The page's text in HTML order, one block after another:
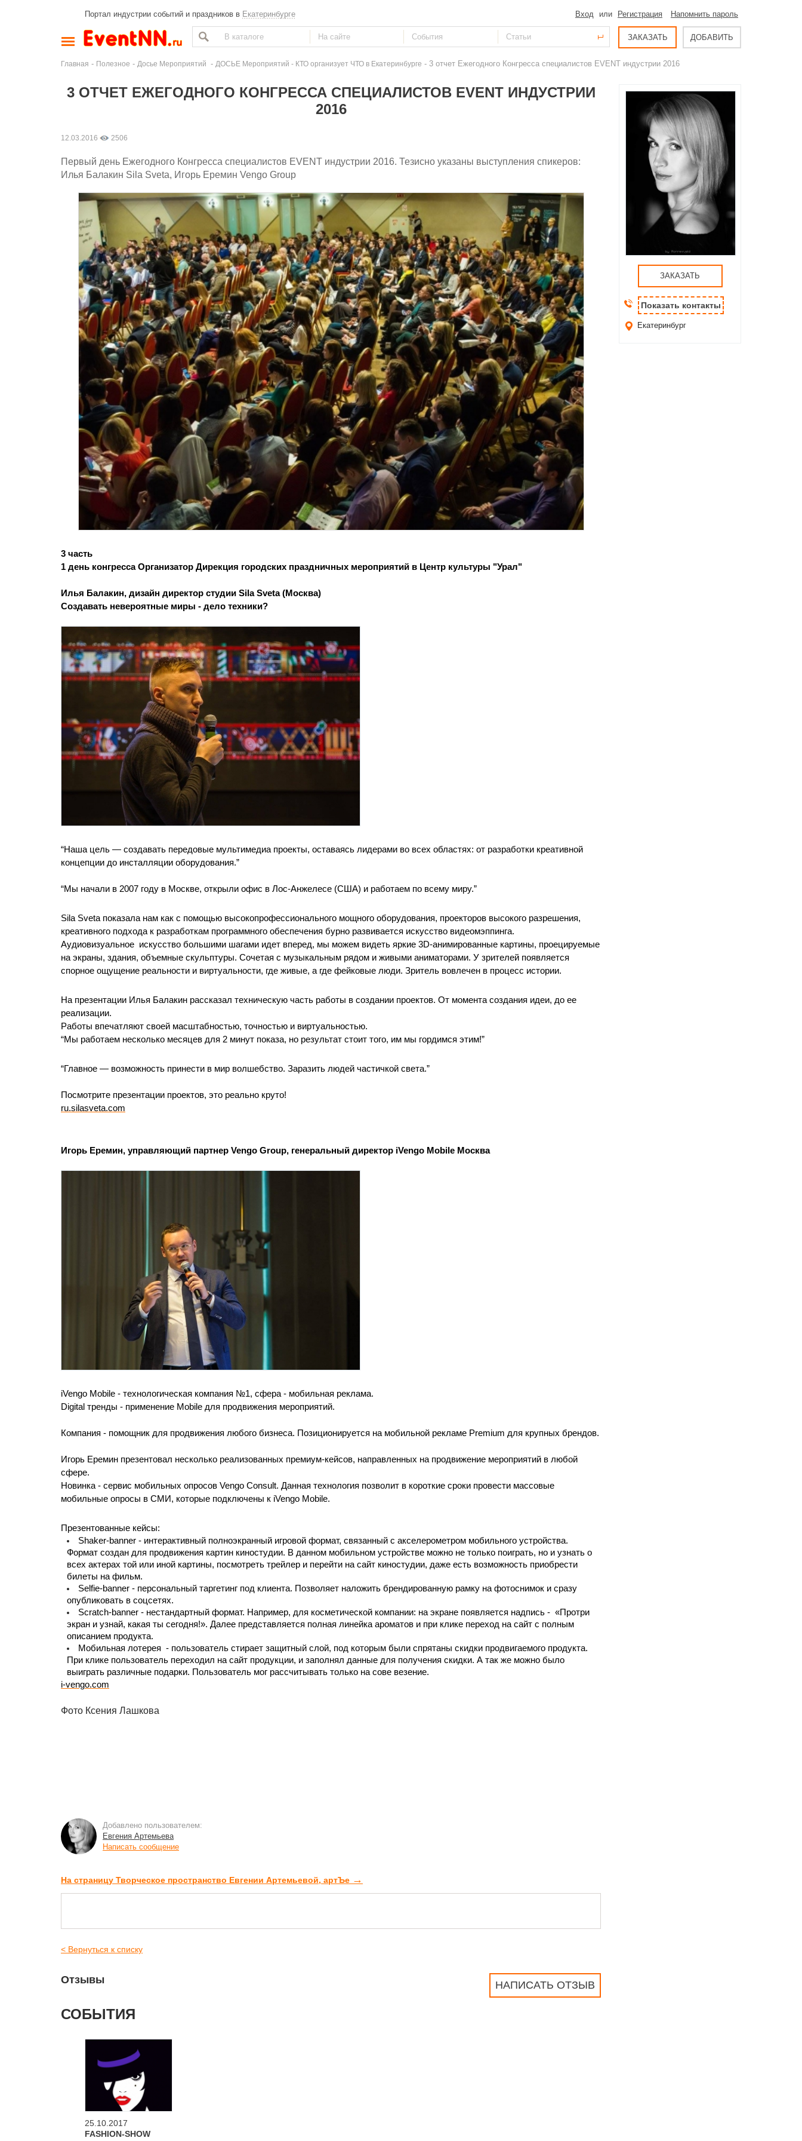
Портал индустрии событий и праздников в Екатеринбурге Вход или Регистрация Напомнить пароль
ЗАКАЗАТЬ ДОБАВИТЬ
Главная - Полезное - Досье Мероприятий - ДОСЬЕ Мероприятий - КТО организует ЧТО в Екатеринбурге - 3 отчет Ежегодного Конгресса специалистов EVENT индустрии 2016
3 ОТЧЕТ ЕЖЕГОДНОГО КОНГРЕССА СПЕЦИАЛИСТОВ EVENT ИНДУСТРИИ
2016
12.03.2016 2506
Первый день Ежегодного Конгресса специалистов EVENT индустрии 2016. Тезисно указаны выступления спикеров:
Илья Балакин Sila Sveta, Игорь Еремин Vengo Group
3 часть
1 день конгресса Организатор Дирекция городских праздничных мероприятий в Центр культуры "Урал"
Илья Балакин, дизайн директор студии Sila Sveta (Москва)
Создавать невероятные миры - дело техники?
“Наша цель — создавать передовые мультимедиа проекты, оставаясь лидерами во всех областях: от разработки креативной
концепции до инсталляции оборудования.”
“Мы начали в 2007 году в Москве, открыли офис в Лос-Анжелесе (США) и работаем по всему миру.”
Sila Sveta показала нам как с помощью высокопрофессионального мощного оборудования, проекторов высокого разрешения,
креативного подхода к разработкам программного обеспечения бурно развивается искусство видеомэппинга.
Аудиовизуальное  искусство большими шагами идет вперед, мы можем видеть яркие 3D-анимированные картины, проецируемые
на экраны, здания, объемные скульптуры. Сочетая с музыкальным рядом и живыми аниматорами. У зрителей появляется
спорное ощущение реальности и виртуальности, где живые, а где фейковые люди. Зритель вовлечен в процесс истории.
На презентации Илья Балакин рассказал техническую часть работы в создании проектов. От момента создания идеи, до ее
реализации.
Работы впечатляют своей масштабностью, точностью и виртуальностью.
“Мы работаем несколько месяцев для 2 минут показа, но результат стоит того, им мы гордимся этим!”
“Главное — возможность принести в мир волшебство. Заразить людей частичкой света.”
Посмотрите презентации проектов, это реально круто!
ru.silasveta.com
Игорь Еремин, управляющий партнер Vengo Group, генеральный директор iVengo Mobile Москва
iVengo Mobile - технологическая компания №1, сфера - мобильная реклама.
Digital тренды - применение Mobile для продвижения мероприятий.
Компания - помощник для продвижения любого бизнеса. Позиционируется на мобильной рекламе Premium для крупных брендов.
Игорь Еремин презентовал несколько реализованных премиум-кейсов, направленных на продвижение мероприятий в любой
сфере.
Новинка - сервис мобильных опросов Vengo Consult. Данная технология позволит в короткие сроки провести массовые
мобильные опросы в СМИ, которые подключены к iVengo Mobile.
Презентованные кейсы:
Shaker-banner - интерактивный полноэкранный игровой формат, связанный с акселерометром мобильного устройства.
Формат создан для продвижения картин киностудии. В данном мобильном устройстве можно не только поиграть, но и узнать о
всех актерах той или иной картины, посмотреть трейлер и перейти на сайт киностудии, даже есть возможность приобрести
билеты на фильм.
Selfie-banner - персональный таргетинг под клиента. Позволяет наложить брендированную рамку на фотоснимок и сразу
опубликовать в соцсетях.
Scratch-banner - нестандартный формат. Например, для косметической компании: на экране появляется надпись -  «Протри
экран и узнай, какая ты сегодня!». Далее представляется полная линейка ароматов и при клике переход на сайт с полным
описанием продукта.
Мобильная лотерея  - пользователь стирает защитный слой, под которым были спрятаны скидки продвигаемого продукта.
При клике пользователь переходил на сайт продукции, и заполнял данные для получения скидки. А так же можно было
выиграть различные подарки. Пользователь мог рассчитывать только на сове везение.
i-vengo.com
Фото Ксения Лашкова
Добавлено пользователем:
Евгения Артемьева
Написать сообщение
На страницу Творческое пространство Евгении Артемьевой, артЪе →
< Вернуться к списку
НАПИСАТЬ ОТЗЫВ
Отзывы
СОБЫТИЯ
25.10.2017
FASHION-SHOW
ЗАКАЗАТЬ
Показать контакты
Екатеринбург